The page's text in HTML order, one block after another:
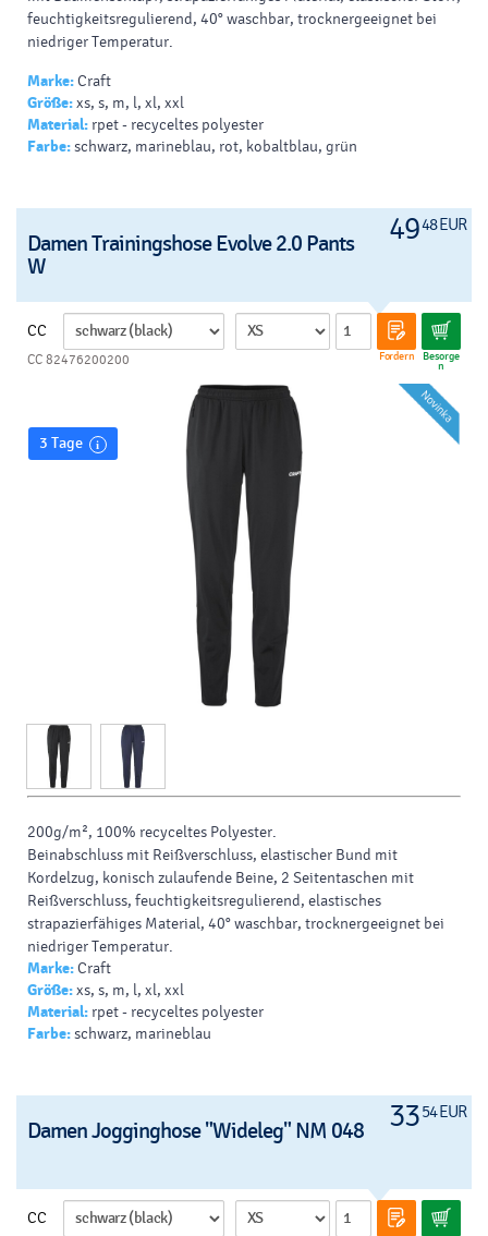
feuchtigkeitsregulierend, 40° waschbar, trocknergeeignet bei
niedriger Temperatur.
Marke:Craft
Größe:xs, s, m, l, xl, xxl
Material: rpet - recyceltes polyester
Farbe:schwarz, marineblau, rot, kobaltblau, grün
4948 EUR
Damen Trainingshose Evolve 2.0 Pants
W
CC
Fordern Besorge
n
CC 82476200200
3 Tage
200g/m², 100% recyceltes Polyester.
Beinabschluss mit Reißverschluss, elastischer Bund mit
Kordelzug, konisch zulaufende Beine, 2 Seitentaschen mit
Reißverschluss, feuchtigkeitsregulierend, elastisches
strapazierfähiges Material, 40° waschbar, trocknergeeignet bei
niedriger Temperatur.
Marke:Craft
Größe:xs, s, m, l, xl, xxl
Material: rpet - recyceltes polyester
Farbe:schwarz, marineblau
3354 EUR
Damen Jogginghose "Wideleg" NM 048
CC